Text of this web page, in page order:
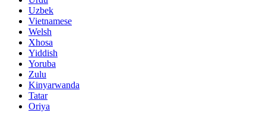
Uzbek
Vietnamese
Welsh
Xhosa
Yiddish
Yoruba
Zulu
Kinyarwanda
Tatar
Oriya